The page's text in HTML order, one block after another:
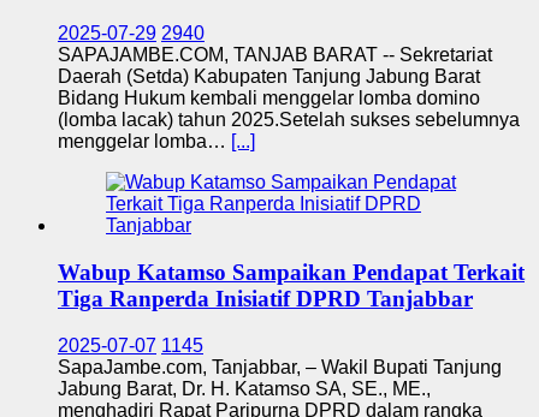
2025-07-29 2940
SAPAJAMBE.COM, TANJAB BARAT -- Sekretariat
Daerah (Setda) Kabupaten Tanjung Jabung Barat
Bidang Hukum kembali menggelar lomba domino
(lomba lacak) tahun 2025.Setelah sukses sebelumnya
menggelar lomba… [...]
Wabup Katamso Sampaikan Pendapat Terkait
Tiga Ranperda Inisiatif DPRD Tanjabbar
2025-07-07 1145
SapaJambe.com, Tanjabbar, – Wakil Bupati Tanjung
Jabung Barat, Dr. H. Katamso SA, SE., ME.,
menghadiri Rapat Paripurna DPRD dalam rangka